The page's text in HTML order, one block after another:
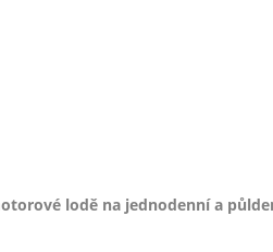
lodě na jednodenní a